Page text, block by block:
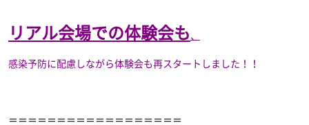
リアル会場での体験会も、
感染予防に配慮しながら体験会も再スタートしました！！
＝＝＝＝＝＝＝＝＝＝＝＝＝＝＝＝＝＝